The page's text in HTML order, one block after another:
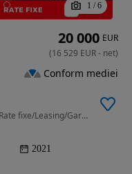
1 / 6
1798 cm3 • 122 CP • Toyota C-HR Hybrid /Rate fixe/Leasing/Garantie
2021
20 000 EUR
(16 529 EUR- net)
Conform mediei